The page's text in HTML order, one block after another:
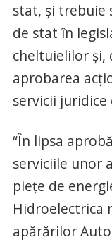
stat, şi trebuie
de stat în
cheltuielilor şi,
aprobarea
servicii juridice
“În lipsa
serviciile unor
pieţe de
Hidroelectrica
apărărilor